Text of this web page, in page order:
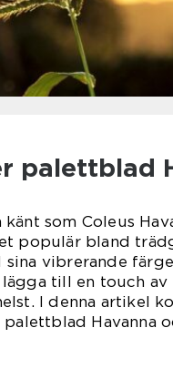
palettblad
som Coleus
populär bland
sina vibrerande
till en touch
I denna artikel
Havanna